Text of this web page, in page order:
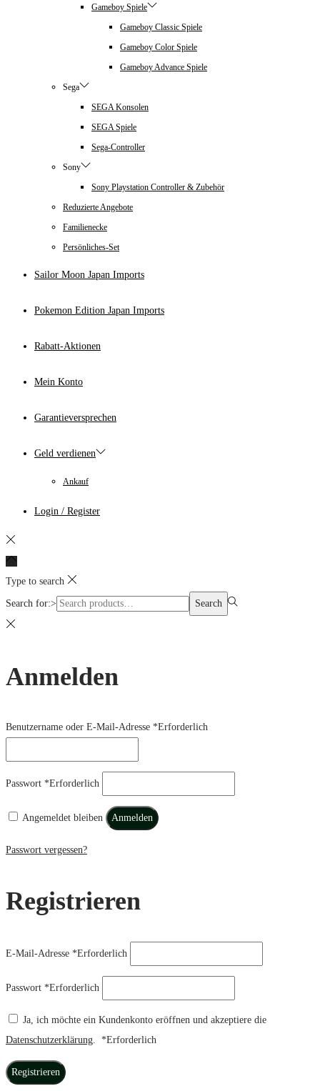
Gameboy Spiele
Gameboy Classic Spiele
Gameboy Color Spiele
Gameboy Advance Spiele
Sega
SEGA Konsolen
SEGA Spiele
Sega-Controller
Sony
Sony Playstation Controller & Zubehör
Reduzierte Angebote
Familienecke
Persönliches-Set
Sailor Moon Japan Imports
Pokemon Edition Japan Imports
Rabatt-Aktionen
Mein Konto
Garantieversprechen
Geld verdienen
Ankauf
Login / Register
Type to search
Search for:> Search
Anmelden
Benutzername oder E-Mail-Adresse *Erforderlich
Passwort *Erforderlich
Angemeldet bleiben Anmelden
Passwort vergessen?
Registrieren
E-Mail-Adresse *Erforderlich
Passwort *Erforderlich
Ja, ich möchte ein Kundenkonto eröffnen und akzeptiere die
Datenschutzerklärung
*Erforderlich
Registrieren